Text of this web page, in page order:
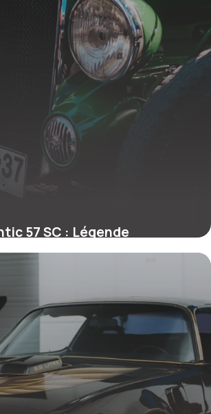
57 SC : Légende